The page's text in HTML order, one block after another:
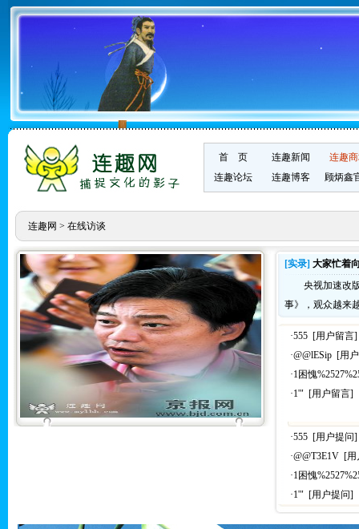
首 页 连趣新闻
连趣
连趣论坛
连趣博客 顾炳鑫
连趣网 > 在线访谈
[实录] 大家忙着
央视加速改版
事》，观众越来
·555 [用户留言]
·@@lESip [用
·1困愧
·1'" [用户留言]
·555 [用户提问]
·@@T3E1V [
·1困愧
·1'" [用户提问]